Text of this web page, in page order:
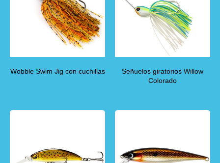
Wobble Swim Jig con cuchillas
Señuelos giratorios Willow
Colorado